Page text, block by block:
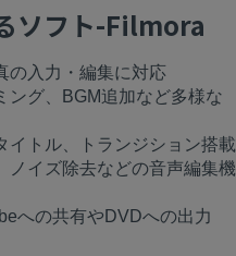
ソフト-Filmora
の入力・編集に対応
ング、BGM追加など多様な
イトル、トランジション搭載
ノイズ除去などの音声編集機
への共有やDVDへの出力